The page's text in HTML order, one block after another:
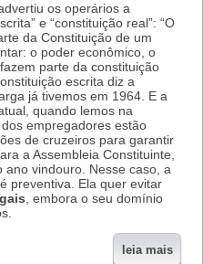
os operários a
e “constituição real”: “O
da Constituição de um
o poder econômico, o
parte da constituição
escrita diz a
já tivemos em 1964. E a
quando lemos na
empregadores estão
de cruzeiros para garantir
a Assembleia Constituinte,
ano vindouro. Nesse caso, a
preventiva. Ela quer evitar
, embora o seu domínio
leia mais